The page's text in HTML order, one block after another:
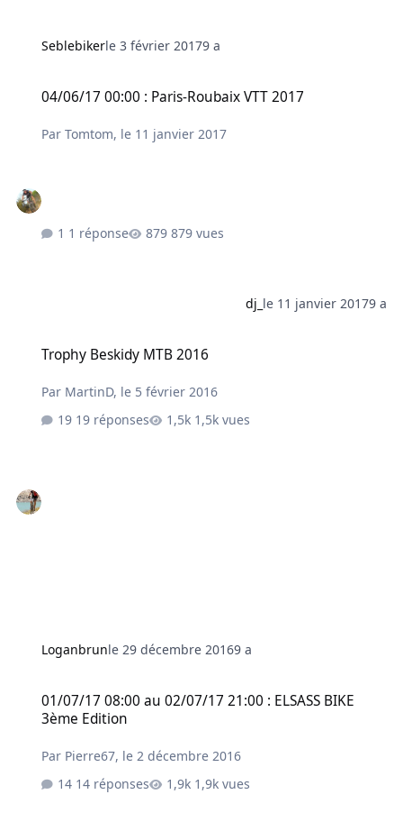
Seblebikerle 3 février 20179 a
04/06/17 00:00 : Paris-Roubaix VTT 2017
ParTomtom, le 11 janvier 2017
1 réponse 879 vues
dj_ le 11 janvier 20179 a
Trophy Beskidy MTB 2016
Par MartinD, le 5 février 2016
19 réponses
1,5k vues
Loganbrunle 29 décembre 20169 a
01/07/17 08:00 au 02/07/17 21:00 : ELSASS BIKE
3ème Edition
Par Pierre67, le 2 décembre 2016
14 réponses
1,9k vues